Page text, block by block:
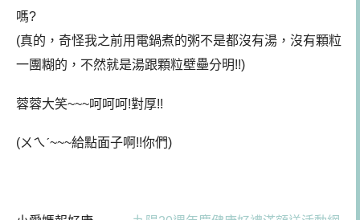
嗎?
(真的，奇怪我之前用電鍋煮的粥不是都沒有湯，沒有顆粒
一團糊的，不然就是湯跟顆粒壁壘分明!!)
蓉蓉大笑~~~呵呵呵!對厚!!
(ㄨㄟˊ~~~給點面子啊!!你們)